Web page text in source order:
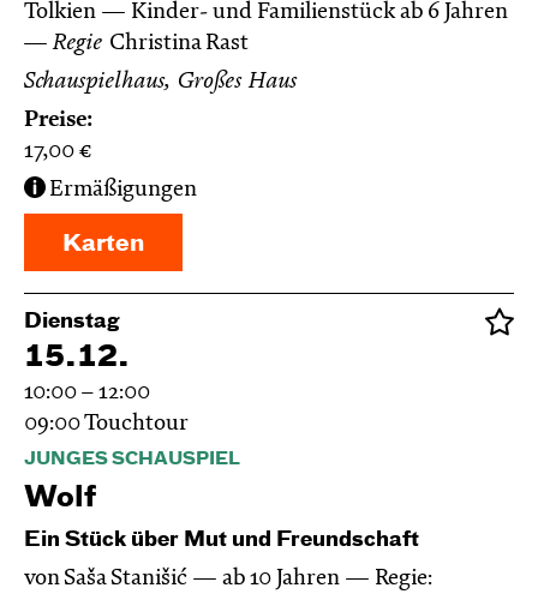
Tolkien
Kinder- und Familienstück ab 6 Jahren
Regie Christina Rast
Schauspielhaus, Großes Haus
Preise:
17,00 €
Ermäßigungen
Karten
Dienstag
15.12.
10:00 – 12:00
09:00Touchtour
JUNGES SCHAUSPIEL
Wolf
Ein Stück über Mut und Freundschaft
von Saša Stanišić ab 10 Jahren Regie: